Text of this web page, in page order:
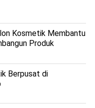
Kosmetik Membantu
Produk
Berpusat di